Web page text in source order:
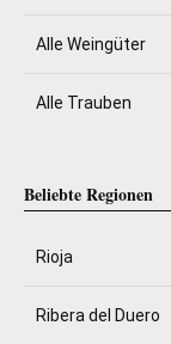
Alle Weingüter
Alle Trauben
Beliebte Regionen
Rioja
Ribera del Duero